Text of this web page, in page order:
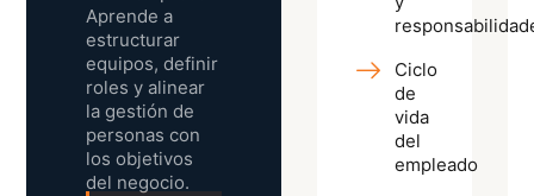
Aprende a
estructurar
equipos, definir
roles y alinear
la gestión de
personas con
los objetivos
del negocio.
Ciclo
de
vida
del
empleado